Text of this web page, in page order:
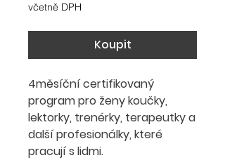
včetně DPH
Koupit
4měsíční certifikovaný
program pro ženy koučky,
lektorky, trenérky, terapeutky a
další profesionálky, které
pracují s lidmi.